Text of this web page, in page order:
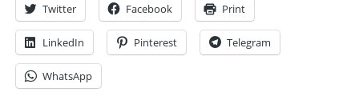
Twitter Facebook Print
LinkedIn Pinterest Telegram
WhatsApp